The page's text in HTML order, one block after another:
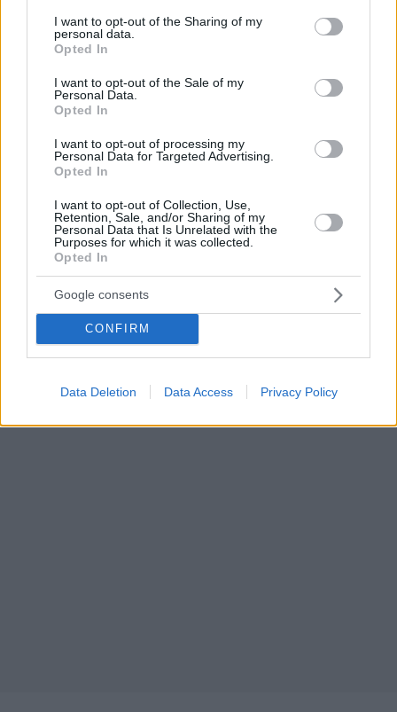
not limited to your visit or usage behaviour. You may click to
grant or deny consent to Google and its third-party tags to
use your data for below specified purposes in below Google
consent section.
I want to opt-out of the Sharing of my
personal data.
Opted In
I want to opt-out of the Sale of my
Personal Data.
Opted In
I want to opt-out of processing my
Personal Data for Targeted Advertising.
Opted In
I want to opt-out of Collection, Use,
Retention, Sale, and/or Sharing of my
Personal Data that Is Unrelated with the
Purposes for which it was collected.
Opted In
Google consents
CONFIRM
Data Deletion Data Access Privacy Policy
Φάληρο | Τηλ:210 9851473
Στου Θωμά το κουτούκι, Ηλιούπολη